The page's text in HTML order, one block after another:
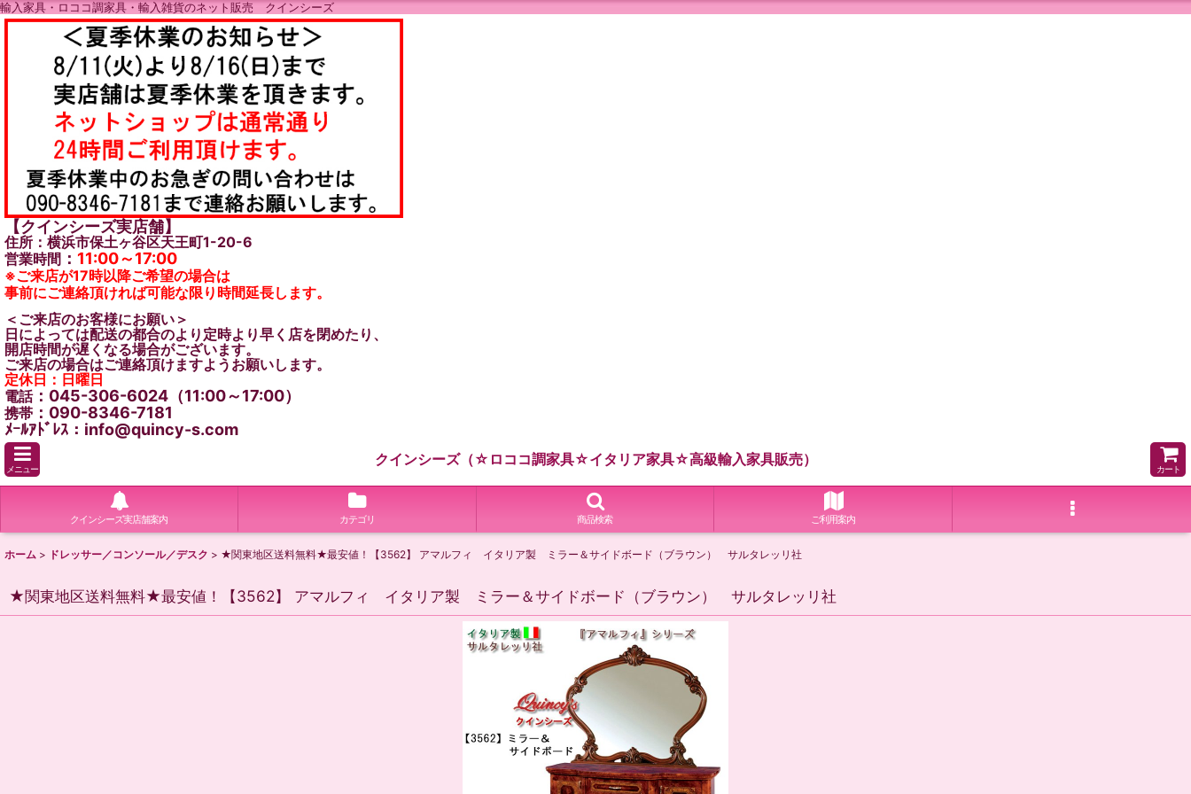
輸入家具・ロココ調家具・輸入雑貨のネット販売 クインシーズ
【クインシーズ実店舗】
住所：横浜市保土ヶ谷区天王町1-20-6
営業時間 ： 11:00～17:00
※ご来店が17時以降ご希望の場合は
事前にご連絡頂ければ可能な限り時間延長します。
＜ご来店のお客様にお願い＞
日によっては配送の都合のより定時より早く店を閉めたり、
開店時間が遅くなる場合がございます。
ご来店の場合はご連絡頂けますようお願いします。
定休日：日曜日
電話：045-306-6024（11:00～17:00）
携帯 ：090-8346-7181
ﾒｰﾙｱﾄﾞﾚｽ：info@quincy-s.com
メニュー
クインシーズ（☆ロココ調家具☆イタリア家具☆高級輸入家具販売）
カート
クインシーズ実店舗案内 カテゴリ 商品検索 ご利用案内
ホーム > ドレッサー／コンソール／デスク > ★関東地区送料無料★最安値！【3562】 アマルフィ イタリア製 ミラー＆サイドボード（ブラウン） サルタレッリ社
★関東地区送料無料★最安値！【3562】 アマルフィ イタリア製 ミラー＆サイドボード（ブラウン） サルタレッリ社